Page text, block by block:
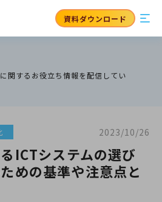
資料ダウンロード
関するお役立ち情報を配信してい
2023/10/26
ICTシステムの選び
めの基準や注意点と